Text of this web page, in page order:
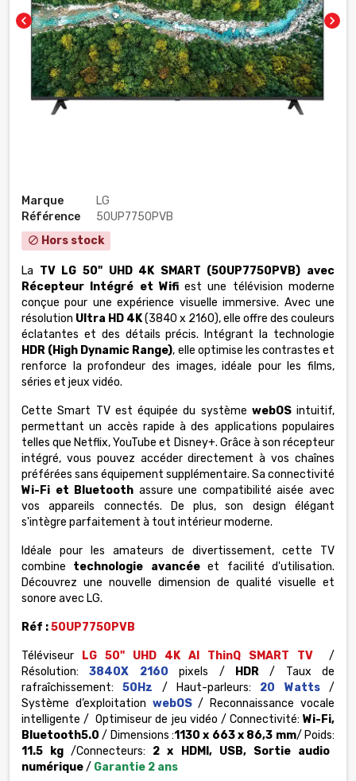
chevron_left chevron_right
Marque
LG
Référence
50UP7750PVB
block Hors stock
La TV LG 50" UHD 4K SMART (50UP7750PVB) avec
Récepteur Intégré et Wifiest une télévision moderne
conçue pour une expérience visuelle immersive. Avec une
résolution Ultra HD 4K(3840 x 2160), elle offre des couleurs
éclatantes et des détails précis. Intégrant la technologie
HDR (High Dynamic Range), elle optimise les contrastes et
renforce la profondeur des images, idéale pour les films,
séries et jeux vidéo.
Cette Smart TV est équipée du système webOSintuitif,
permettant un accès rapide à des applications populaires
telles que Netflix, YouTube et Disney+. Grâce à son récepteur
intégré, vous pouvez accéder directement à vos chaînes
préférées sans équipement supplémentaire. Sa connectivité
Wi-Fi et Bluetooth assure une compatibilité aisée avec
vos appareils connectés. De plus, son design élégant
s'intègre parfaitement à tout intérieur moderne.
Idéale pour les amateurs de divertissement, cette TV
combine technologie avancéeet facilité d'utilisation.
Découvrez une nouvelle dimension de qualité visuelle et
sonore avec LG.
Réf :50UP7750PVB
Téléviseur LG 50" UHD 4K AI ThinQ SMART TV
/
Résolution:3840X 2160 pixels / HDR/ Taux de
rafraîchissement: 50Hz / Haut-parleurs: 20 Watts/
Système d’exploitation webOS/
Reconnaissance vocale
intelligente / Optimiseur de jeu vidéo / Connectivité: Wi-Fi,
Bluetooth5.0/ Dimensions :1130 x 663 x 86,3 mm/ Poids:
11.5 kg/Connecteurs: 2 x HDMI, USB, Sortie audio
numérique/ Garantie 2 ans